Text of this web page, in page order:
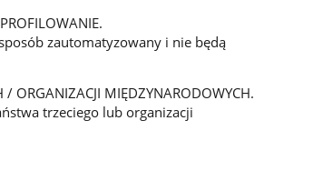
zautomatyzowany i nie będą
/ ORGANIZACJI MIĘDZYNARODOWYCH.
trzeciego lub organizacji